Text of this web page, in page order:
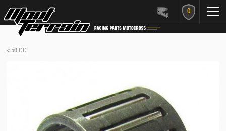
0
< 50 CC